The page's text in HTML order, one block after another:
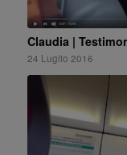
Claudia |
24 Luglio 2016